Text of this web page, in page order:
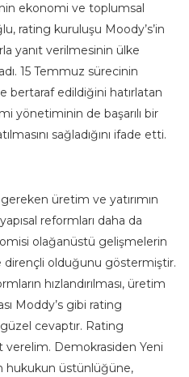
ekonomi ve toplumsal
rating kuruluşu Moody’s’in
yanıt verilmesinin ülke
15 Temmuz sürecinin
bertaraf edildiğini hatırlatan
yönetiminin de başarılı bir
sağladığını ifade etti.
üretim ve yatırımın
reformları daha da
olağanüstü gelişmelerin
dirençli olduğunu göstermiştir.
hızlandırılması, üretim
Moddy’s gibi rating
cevaptır. Rating
verelim. Demokrasiden Yeni
hukukun üstünlüğüne,